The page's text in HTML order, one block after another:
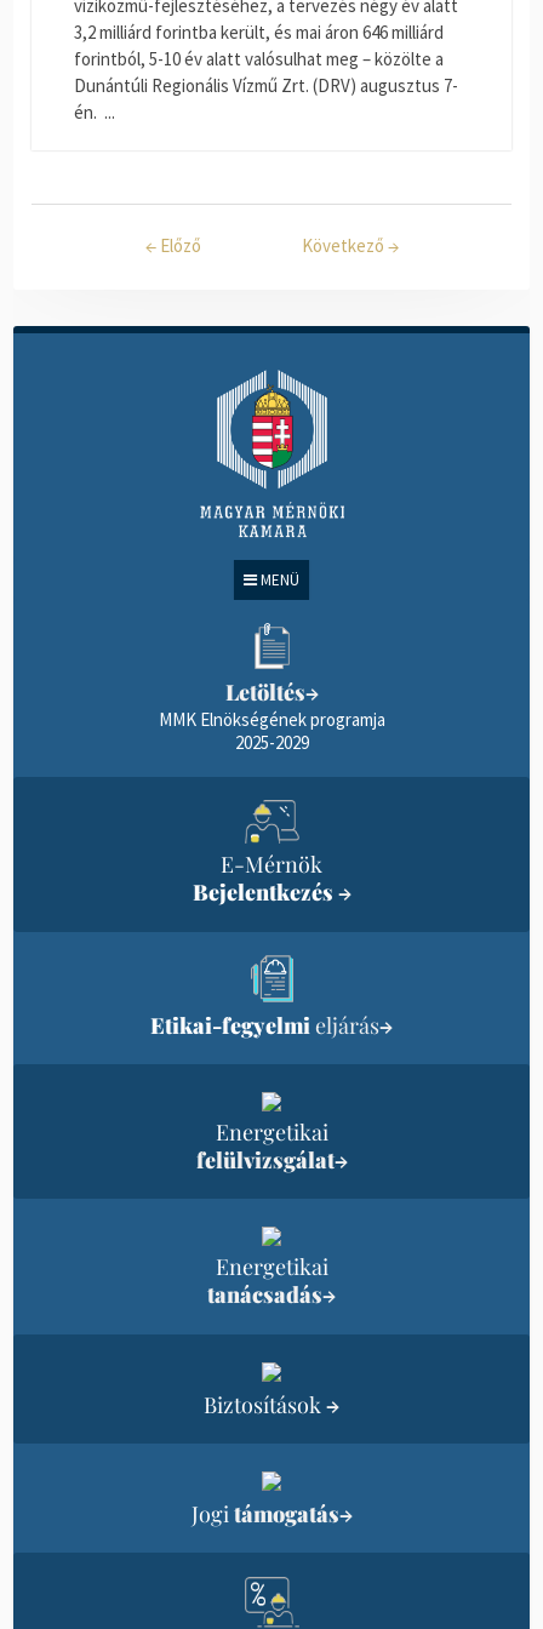
MENÜ
Letöltés→
MMK Elnökségének programja
2025-2029
E-Mérnök
Bejelentkezés →
Etikai-fegyelmi eljárás→
Energetikai
felülvizsgálat→
Energetikai
tanácsadás→
Biztosítások →
Jogitámogatás→
víziközmű-fejlesztéséhez, a tervezés négy év alatt
3,2 milliárd forintba került, és mai áron 646 milliárd
forintból, 5-10 év alatt valósulhat meg – közölte a
Dunántúli Regionális Vízmű Zrt. (DRV) augusztus 7-
én. ...
← Előző Következő →